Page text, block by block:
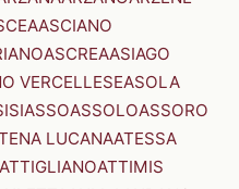
ASCIANO
ASCREAASIAGO
VERCELLESEASOLA
ASSOASSOLOASSORO
LUCANAATESSA
ATTIGLIANOATTIMIS